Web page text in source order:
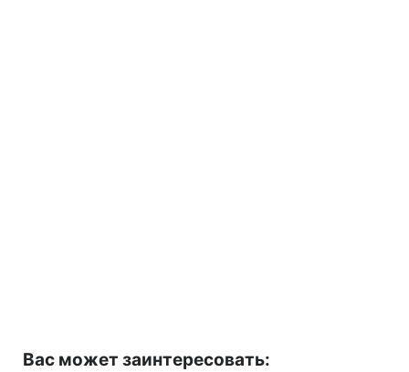
Вас может заинтересовать: